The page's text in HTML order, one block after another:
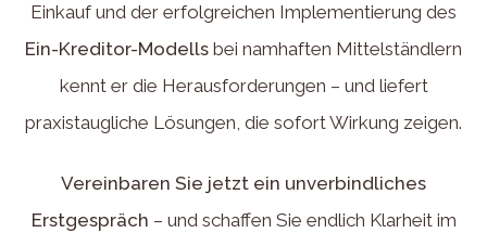
Einkauf und der erfolgreichen Implementierung des
Ein-Kreditor-Modells bei namhaften Mittelständlern
kennt er die Herausforderungen – und liefert
praxistaugliche Lösungen, die sofort Wirkung zeigen.
Vereinbaren Sie jetzt ein unverbindliches
Erstgespräch – und schaffen Sie endlich Klarheit im